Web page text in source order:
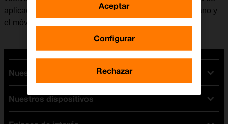
aplicaciones activas, seguirán estando en segundo plano y
el móvil funcionará más lentamente.
Nuestras tarifas
Tarifas Orange
Tarifas fibra y móvil
Nuestros dispositivos
Configurar
Rechazar
Aceptar